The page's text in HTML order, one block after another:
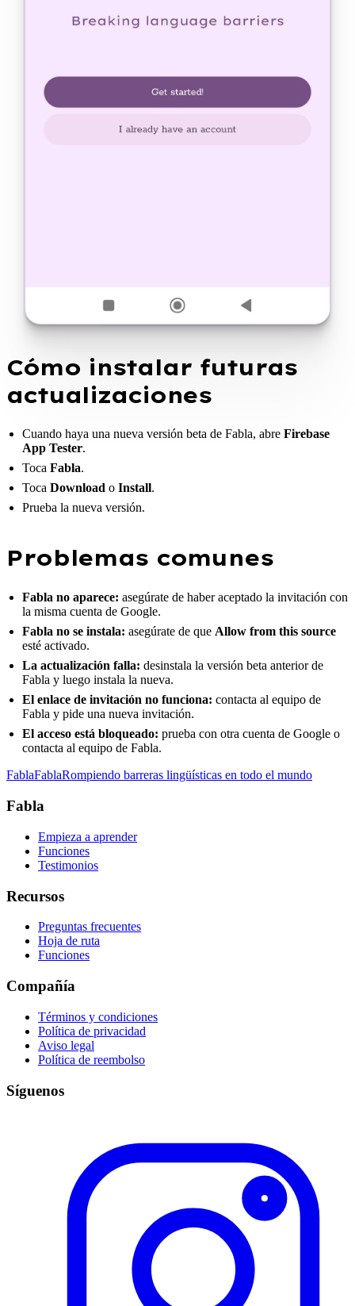
Cómo instalar futuras
actualizaciones
Cuando haya una nueva versión beta de Fabla, abre Firebase
App Tester.
Toca Fabla.
Toca Download o Install.
Prueba la nueva versión.
Problemas comunes
Fabla no aparece: asegúrate de haber aceptado la invitación con
la misma cuenta de Google.
Fabla no se instala: asegúrate de que Allow from this source
esté activado.
La actualización falla: desinstala la versión beta anterior de
Fabla y luego instala la nueva.
El enlace de invitación no funciona: contacta al equipo de
Fabla y pide una nueva invitación.
El acceso está bloqueado: prueba con otra cuenta de Google o
contacta al equipo de Fabla.
FablaFablaRompiendo barreras lingüísticas en todo el mundo
Fabla
Empieza a aprender
Funciones
Testimonios
Recursos
Preguntas frecuentes
Hoja de ruta
Funciones
Compañía
Términos y condiciones
Política de privacidad
Aviso legal
Política de reembolso
Síguenos